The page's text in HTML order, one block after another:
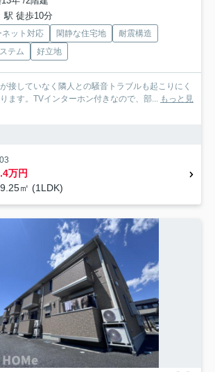
駅 徒歩10分
ネット対応 閑静な住宅地
耐震構造
テム
好立地
接していなく隣人との騒音トラブルも起こりにく
ます。TVインターホン付きなので、部... もっと見
万円
㎡ (1LDK)